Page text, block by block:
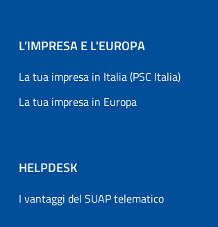
L’IMPRESA E L'EUROPA
La tua impresa in Italia (PSC Italia)
La tua impresa in Europa
HELPDESK
I vantaggi del SUAP telematico